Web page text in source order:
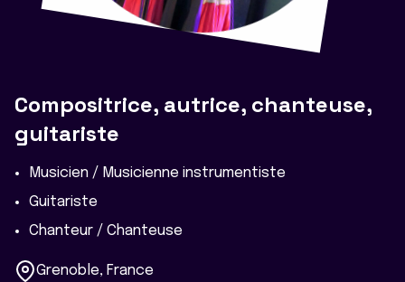
Compositrice, autrice, chanteuse,
guitariste
Musicien / Musicienne instrumentiste
Guitariste
Chanteur / Chanteuse
Grenoble, France